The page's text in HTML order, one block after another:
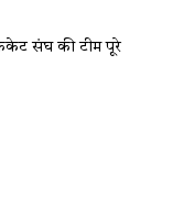
संघ की टीम पूरे